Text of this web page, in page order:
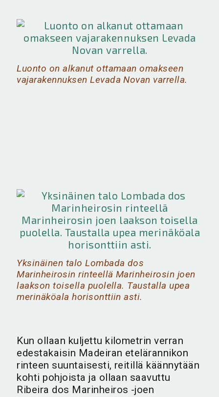
Luonto on alkanut ottamaan omakseen
vajarakennuksen Levada Novan varrella.
Yksinäinen talo Lombada dos
Marinheirosin rinteellä Marinheirosin joen
laakson toisella puolella. Taustalla upea
merinäköala horisonttiin asti.
Kun ollaan kuljettu kilometrin verran
edestakaisin Madeiran etelärannikon
rinteen suuntaisesti, reitillä käännytään
kohti pohjoista ja ollaan saavuttu
Ribeira dos Marinheiros -joen